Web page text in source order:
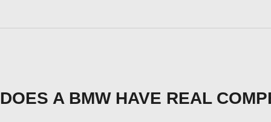
DOES A BMW HAVE REAL